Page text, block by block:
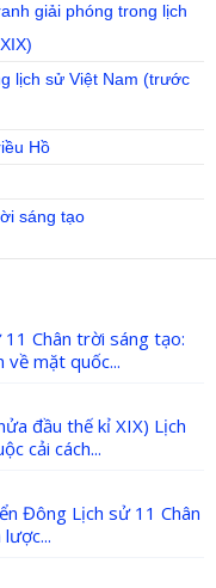
giải phóng trong lịch
lịch sử Việt Nam (trước
Hồ
sáng tạo
Chân trời sáng tạo:
về mặt quốc...
đầu thế kỉ XIX) Lịch
cải cách...
Đông Lịch sử 11 Chân